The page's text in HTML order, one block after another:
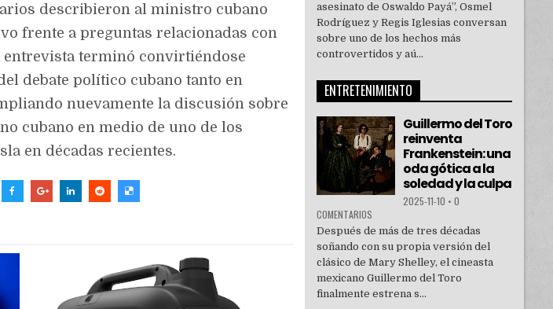
describieron al ministro cubano
frente a preguntas relacionadas con
entrevista terminó convirtiéndose
debate político cubano tanto en
nuevamente la discusión sobre
cubano en medio de uno de los
en décadas recientes.
asesinato de Oswaldo Payá”, Osmel
Rodríguez y Regis Iglesias conversan
sobre uno de los hechos más
controvertidos y aú...
ENTRETENIMIENTO
Guillermo del Toro
reinventa
Frankenstein: una
oda gótica a la
soledad y la culpa
2025-11-10 • 0
COMENTARIOS
Después de más de tres décadas
soñando con su propia versión del
clásico de Mary Shelley, el cineasta
mexicano Guillermo del Toro
finalmente estrena s...